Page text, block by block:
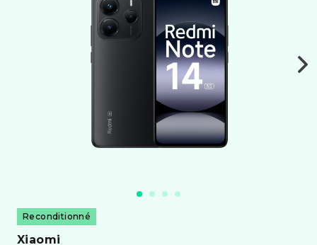
xiaomi
Reconditionné